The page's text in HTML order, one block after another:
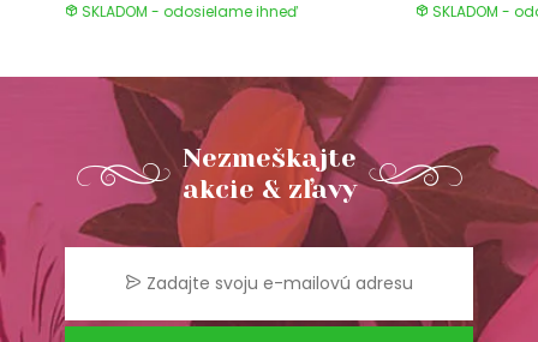
SKLADOM - odosielame ihneď SKLADOM -
Nezmeškajte
akcie & zľavy